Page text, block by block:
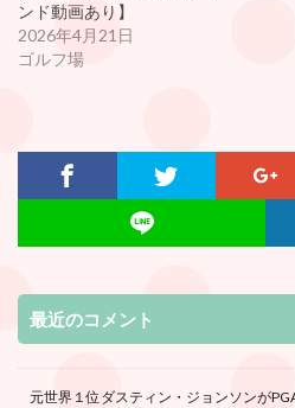
ンド動画あり】
2026年4月21日
ゴルフ場
最近のコメント
元世界１位ダスティン・ジョンソンが